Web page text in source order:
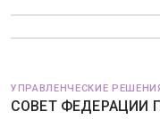
УПРАВЛЕНЧЕСКИЕ
СОВЕТ ФЕДЕРАЦИИ